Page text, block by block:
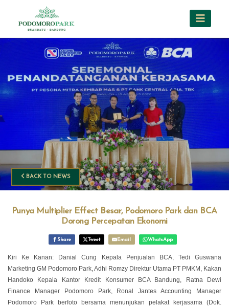
BACK TO NEWS
Punya Multiplier Effect Besar, Podomoro Park dan BCA
Dorong Percepatan Ekonomi
Share Tweet Email WhatsApp
Kiri Ke Kanan: Danial Cung Kepala Penjualan BCA, Tedi Guswana
Marketing GM Podomoro Park, Adhi Romzy Direktur Utama PT PMKM, Kakan
Handoko Kepala Kantor Kredit Konsumer BCA Bandung, Ratna Dewi
Finance Manager Podomoro Park, Ronal Jantes Accounting Manager
Podomoro Park berfoto bersama menunjukan pelakat kerjasama (Dok.